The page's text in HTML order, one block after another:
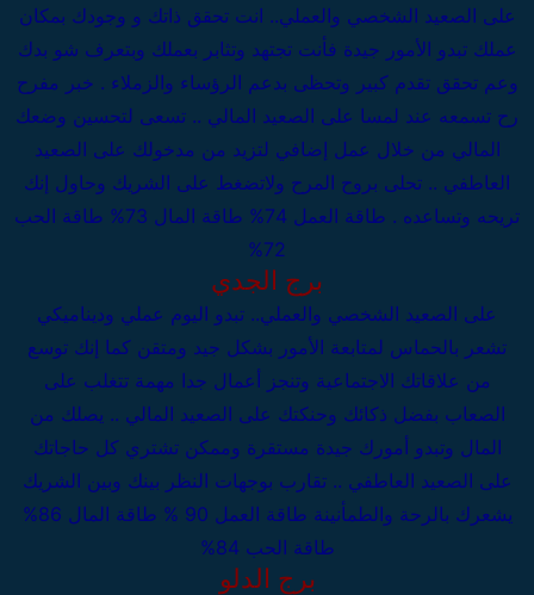
على الصعيد الشخصي والعملي.. انت تحقق ذاتك و وجودك بمكان
عملك تبدو الأمور جيدة فأنت تجتهد وتثابر بعملك وبتعرف شو بدك
وعم تحقق تقدم كبير وتحظى بدعم الرؤساء والزملاء . خبر مفرح
رح تسمعه عند لمسا على الصعيد المالي .. تسعى لتحسين وضعك
المالي من خلال عمل إضافي لتزيد من مدخولك على الصعيد
العاطفي .. تحلى بروح المرح ولاتضغط على الشريك وحاول إنك
تريحه وتساعده . طاقة العمل 74% طاقة المال 73%
طاقة الحب
72%
برج الجدي
على الصعيد الشخصي والعملي.. تبدو اليوم عملي وديناميكي
تشعر بالحماس لمتابعة الأمور بشكل جيد ومتقن كما إنك توسع
من علاقاتك الاجتماعية وتنجز أعمال جدا مهمة تتغلب على
الصعاب بفضل ذكائك وحنكتك على الصعيد المالي .. يصلك من
المال وتبدو أمورك جيدة مستقرة وممكن تشتري كل حاجاتك
على الصعيد العاطفي .. تقارب بوجهات النظر بينك وبين الشريك
يشعرك بالرحة والطمأنينة طاقة العمل 90 %
طاقة المال 86%
طاقة الحب 84%
برج الدلو